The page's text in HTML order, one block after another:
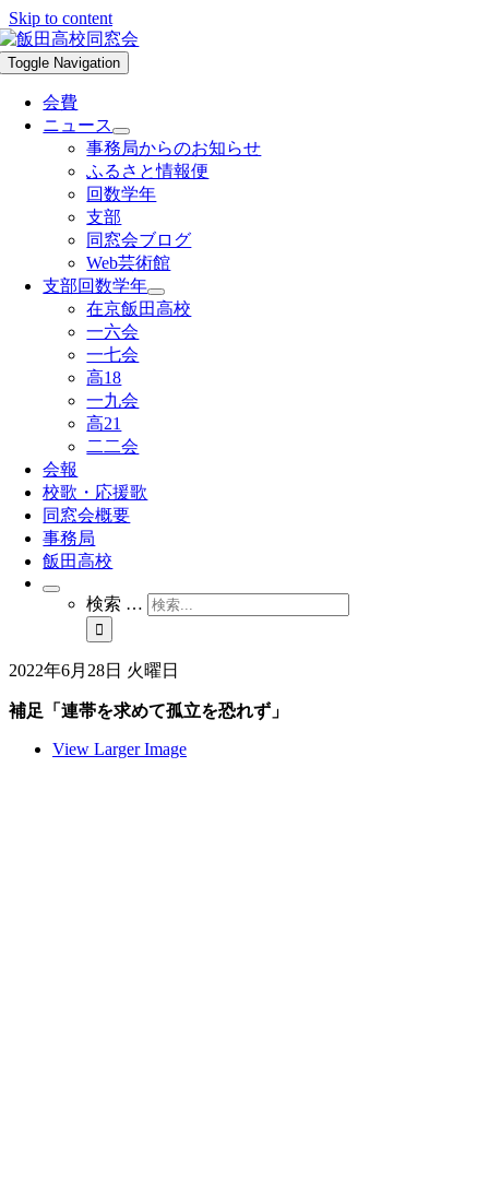
Skip to content
Toggle Navigation
会費
ニュース
事務局からのお知らせ
ふるさと情報便
回数学年
支部
同窓会ブログ
Web芸術館
支部回数学年
在京飯田高校
一六会
一七会
高18
一九会
高21
二二会
会報
校歌・応援歌
同窓会概要
事務局
飯田高校
検索 …
2022年6月28日 火曜日
補足「連帯を求めて孤立を恐れず」
View Larger Image